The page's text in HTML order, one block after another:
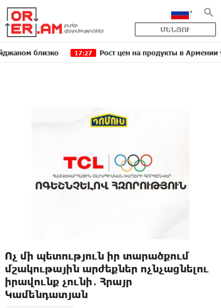
ՄԵՆՅՈՒ
близко 17:27 Рост цен на продукты в Армении
Ոչ մի պետություն իր տարածքում
մշակութային արժեքներ ոչնչացնելու
իրավունք չունի․ Հրայր
Կամենդատյան